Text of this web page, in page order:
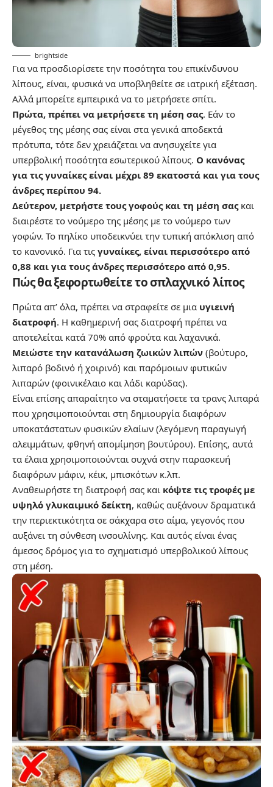
brightside
Για να προσδιορίσετε την ποσότητα του επικίνδυνου
λίπους, είναι, φυσικά να υποβληθείτε σε ιατρική εξέταση.
Αλλά μπορείτε εμπειρικά να το μετρήσετε σπίτι.
Πρώτα, πρέπει να μετρήσετε τη μέση σας. Εάν το
μέγεθος της μέσης σας είναι στα γενικά αποδεκτά
πρότυπα, τότε δεν χρειάζεται να ανησυχείτε για
υπερβολική ποσότητα εσωτερικού λίπους. Ο κανόνας
για τις γυναίκες είναι μέχρι 89 εκατοστά και για τους
άνδρες περίπου 94.
Δεύτερον, μετρήστε τους γοφούς και τη μέση σαςκαι
διαιρέστε το νούμερο της μέσης με το νούμερο των
γοφών. Το πηλίκο υποδεικνύει την τυπική απόκλιση από
το κανονικό. Για τις γυναίκες, είναι περισσότερο από
0,88 και για τους άνδρες περισσότερο από 0,95.
Πώς θα ξεφορτωθείτε το σπλαχνικό λίπος
Πρώτα απ’ όλα, πρέπει να στραφείτε σε μια υγιεινή
διατροφή. Η καθημερινή σας διατροφή πρέπει να
αποτελείται κατά 70% από φρούτα και λαχανικά.
Μειώστε την κατανάλωση ζωικών λιπών (βούτυρο,
λιπαρό βοδινό ή χοιρινό) και παρόμοιων φυτικών
λιπαρών (φοινικέλαιο και λάδι καρύδας).
Είναι επίσης απαραίτητο να σταματήσετε τα τρανς λιπαρά
που χρησιμοποιούνται στη δημιουργία διαφόρων
υποκατάστατων φυσικών ελαίων (λεγόμενη παραγωγή
αλειμμάτων, φθηνή απομίμηση βουτύρου). Επίσης, αυτά
τα έλαια χρησιμοποιούνται συχνά στην παρασκευή
διαφόρων μάφιν, κέικ, μπισκότων κ.λπ.
Αναθεωρήστε τη διατροφή σας και κόψτε τις τροφές με
υψηλό γλυκαιμικό δείκτη, καθώς αυξάνουν δραματικά
την περιεκτικότητα σε σάκχαρα στο αίμα, γεγονός που
αυξάνει τη σύνθεση ινσουλίνης. Και αυτός είναι ένας
άμεσος δρόμος για το σχηματισμό υπερβολικού λίπους
στη μέση.